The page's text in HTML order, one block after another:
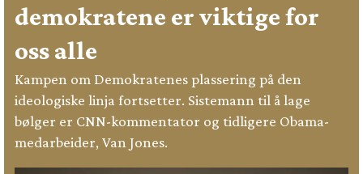
demokratene er viktige for
oss alle
Kampen om Demokratenes plassering på den
ideologiske linja fortsetter. Sistemann til å lage
bølger er CNN-kommentator og tidligere Obama-
medarbeider, Van Jones.